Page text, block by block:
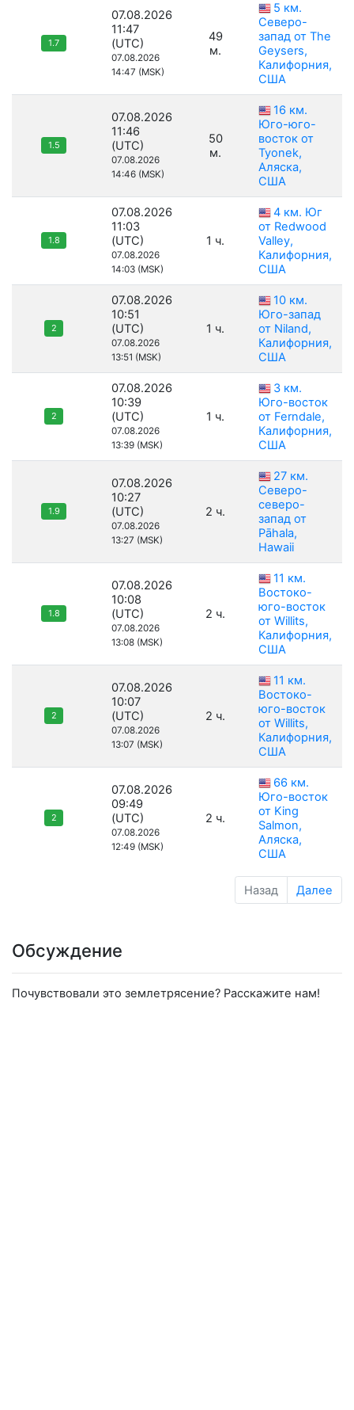
1.7
07.08.2026
11:47
(UTC)
07.08.2026
14:47 (MSK)
49
м.
5 км.
Северо-
запад от The
Geysers,
Калифорния,
США
1.5
07.08.2026
11:46
(UTC)
07.08.2026
14:46 (MSK)
50
м.
16 км.
Юго-юго-
восток от
Tyonek,
Аляска,
США
1.8
07.08.2026
11:03
(UTC)
07.08.2026
14:03 (MSK)
1 ч.
4 км. Юг
от Redwood
Valley,
Калифорния,
США
2
07.08.2026
10:51
(UTC)
07.08.2026
13:51 (MSK)
1 ч.
10 км.
Юго-запад
от Niland,
Калифорния,
США
2
07.08.2026
10:39
(UTC)
07.08.2026
13:39 (MSK)
1 ч.
3 км.
Юго-восток
от Ferndale,
Калифорния,
США
1.9
07.08.2026
10:27
(UTC)
07.08.2026
13:27 (MSK)
2 ч.
27 км.
Северо-
северо-
запад от
Pāhala,
Hawaii
1.8
07.08.2026
10:08
(UTC)
07.08.2026
13:08 (MSK)
2 ч.
11 км.
Востоко-
юго-восток
от Willits,
Калифорния,
США
2
07.08.2026
10:07
(UTC)
07.08.2026
13:07 (MSK)
2 ч.
11 км.
Востоко-
юго-восток
от Willits,
Калифорния,
США
2
07.08.2026
09:49
(UTC)
07.08.2026
12:49 (MSK)
2 ч.
66 км.
Юго-восток
от King
Salmon,
Аляска,
США
Назад Далее
Обсуждение
Почувствовали это землетрясение? Расскажите нам!